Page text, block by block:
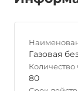
Газовая
Количество
80